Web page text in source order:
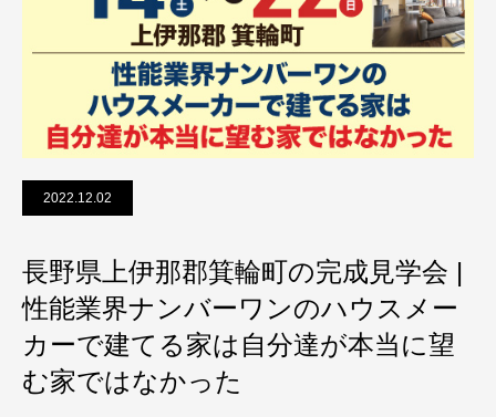
2022.12.02
長野県上伊那郡箕輪町の完成見学会 |
性能業界ナンバーワンのハウスメー
カーで建てる家は自分達が本当に望
む家ではなかった